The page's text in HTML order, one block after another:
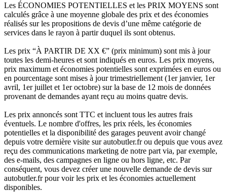
Les ÉCONOMIES POTENTIELLES et les PRIX MOYENS sont
calculés grâce à une moyenne globale des prix et des économies
réalisés sur les propositions de devis d’une même catégorie de
services dans le rayon à partir duquel ils sont obtenus.
Les prix “À PARTIR DE XX €” (prix minimum) sont mis à jour
toutes les demi-heures et sont indiqués en euros. Les prix moyens,
prix maximum et économies potentielles sont exprimées en euros ou
en pourcentage sont mises à jour trimestriellement (1er janvier, 1er
avril, 1er juillet et 1er octobre) sur la base de 12 mois de données
provenant de demandes ayant reçu au moins quatre devis.
Les prix annoncés sont TTC et incluent tous les autres frais
éventuels. Le nombre d'offres, les prix réels, les économies
potentielles et la disponibilité des garages peuvent avoir changé
depuis votre dernière visite sur autobutler.fr ou depuis que vous avez
reçu des communications marketing de notre part via, par exemple,
des e-mails, des campagnes en ligne ou hors ligne, etc. Par
conséquent, vous devez créer une nouvelle demande de devis sur
autobutler.fr pour voir les prix et les économies actuellement
disponibles.